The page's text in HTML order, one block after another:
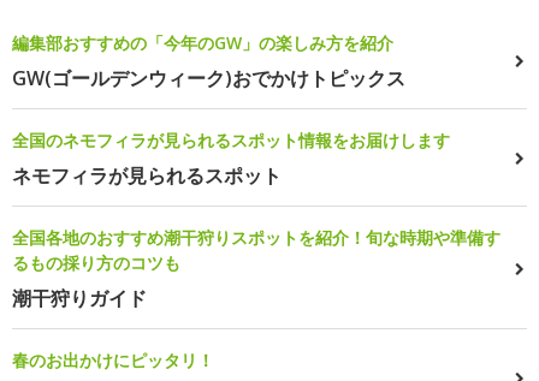
編集部おすすめの「今年のGW」の楽しみ方を紹介
GW(ゴールデンウィーク)おでかけトピックス
全国のネモフィラが見られるスポット情報をお届けします
ネモフィラが見られるスポット
全国各地のおすすめ潮干狩りスポットを紹介！旬な時期や準備す
るもの採り方のコツも
潮干狩りガイド
春のお出かけにピッタリ！